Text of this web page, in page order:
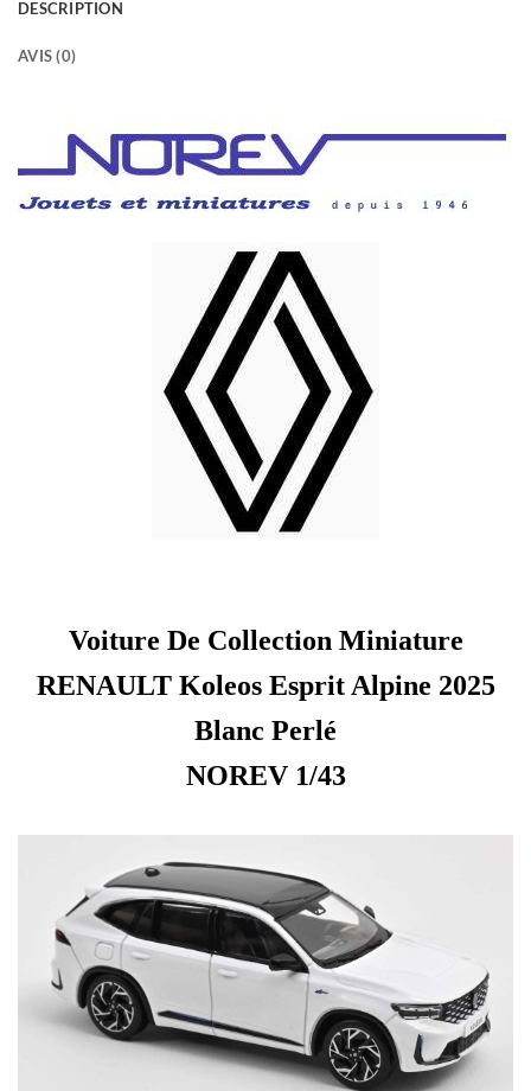
DESCRIPTION
AVIS (0)
Voiture De Collection Miniature
RENAULT Koleos Esprit Alpine 2025
Blanc Perlé
NOREV 1/43